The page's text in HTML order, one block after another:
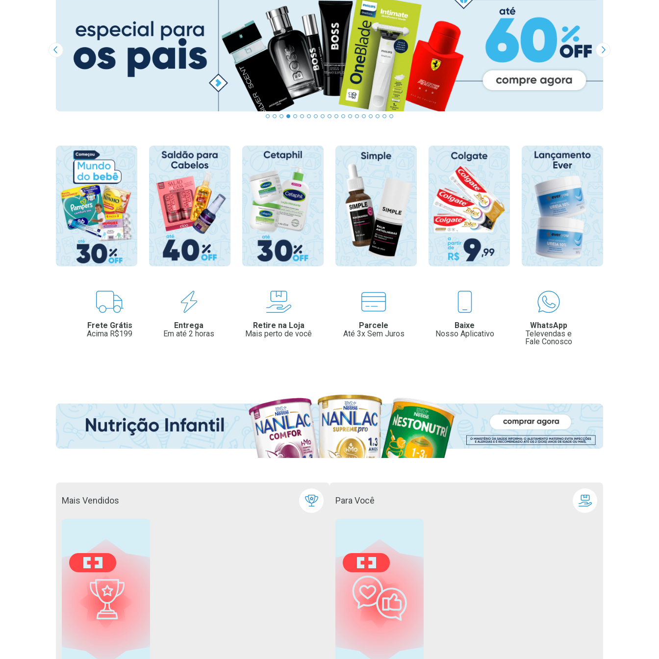
Imagem Anterior Próxima Imagem
Benefícios
Frete Grátis
Acima R$199
Entrega
Em até 2 horas
Retire na Loja
Mais perto de você
Parcele
Até 3x Sem Juros
Baixe
Nosso Aplicativo
WhatsApp
Televendas e
Fale Conosco
Mais Vendidos Para Você